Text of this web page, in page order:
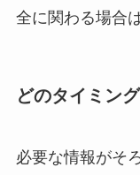
全に関わる場合
どのタイミン
必要な情報がそ